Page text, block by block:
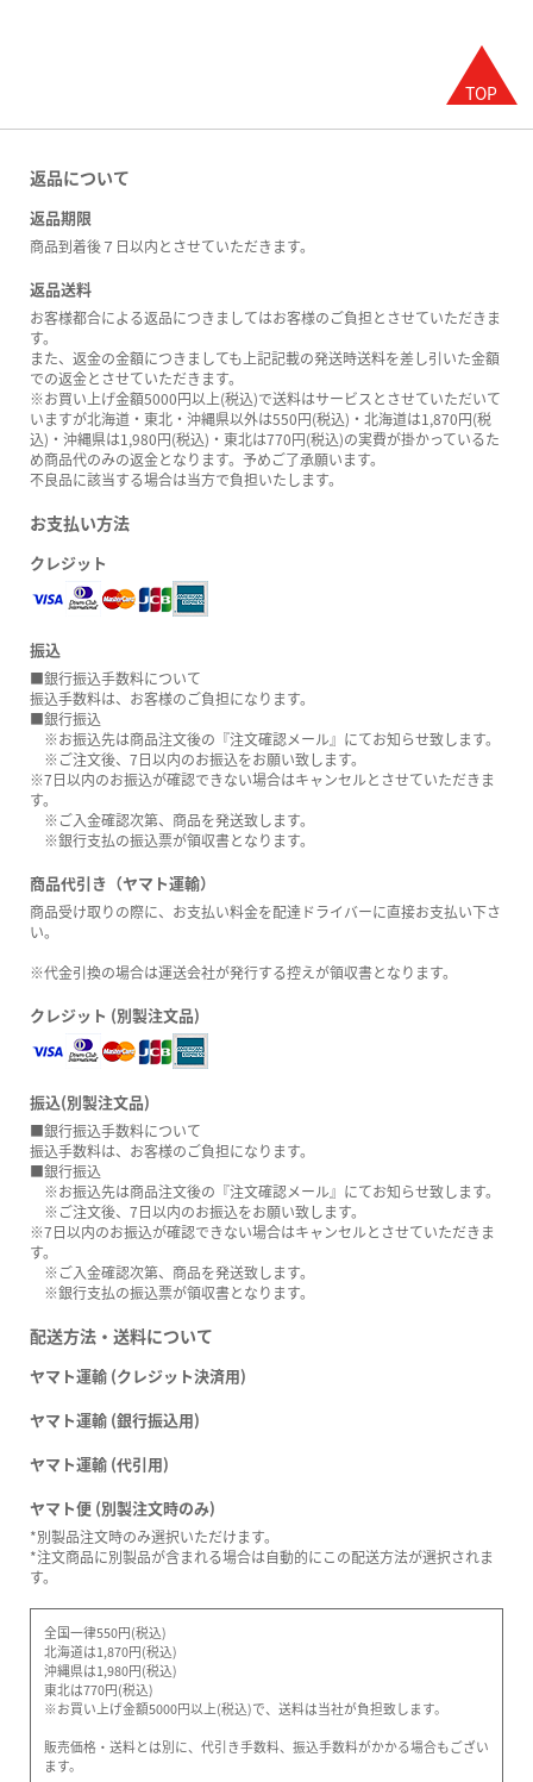
返品について
返品期限
商品到着後７日以内とさせていただきます。
返品送料
お客様都合による返品につきましてはお客様のご負担とさせていただきま
す。
また、返金の金額につきましても上記記載の発送時送料を差し引いた金額
での返金とさせていただきます。
※お買い上げ金額5000円以上(税込)で送料はサービスとさせていただいて
いますが北海道・東北・沖縄県以外は550円(税込)・北海道は1,870円(税
込)・沖縄県は1,980円(税込)・東北は770円(税込)の実費が掛かっているた
め商品代のみの返金となります。予めご了承願います。
不良品に該当する場合は当方で負担いたします。
お支払い方法
クレジット
振込
■銀行振込手数料について
振込手数料は、お客様のご負担になります。
■銀行振込
※お振込先は商品注文後の『注文確認メール』にてお知らせ致します。
※ご注文後、7日以内のお振込をお願い致します。
※7日以内のお振込が確認できない場合はキャンセルとさせていただきま
す。
※ご入金確認次第、商品を発送致します。
※銀行支払の振込票が領収書となります。
商品代引き（ヤマト運輸）
商品受け取りの際に、お支払い料金を配達ドライバーに直接お支払い下さ
い。
※代金引換の場合は運送会社が発行する控えが領収書となります。
クレジット (別製注文品)
振込(別製注文品)
■銀行振込手数料について
振込手数料は、お客様のご負担になります。
■銀行振込
※お振込先は商品注文後の『注文確認メール』にてお知らせ致します。
※ご注文後、7日以内のお振込をお願い致します。
※7日以内のお振込が確認できない場合はキャンセルとさせていただきま
す。
※ご入金確認次第、商品を発送致します。
※銀行支払の振込票が領収書となります。
配送方法・送料について
ヤマト運輸 (クレジット決済用)
ヤマト運輸 (銀行振込用)
ヤマト運輸 (代引用)
ヤマト便 (別製注文時のみ)
*別製品注文時のみ選択いただけます。
*注文商品に別製品が含まれる場合は自動的にこの配送方法が選択されま
す。
全国一律550円(税込)
北海道は1,870円(税込)
沖縄県は1,980円(税込)
東北は770円(税込)
※お買い上げ金額5000円以上(税込)で、送料は当社が負担致します。
販売価格・送料とは別に、代引き手数料、振込手数料がかかる場合もござい
ます。